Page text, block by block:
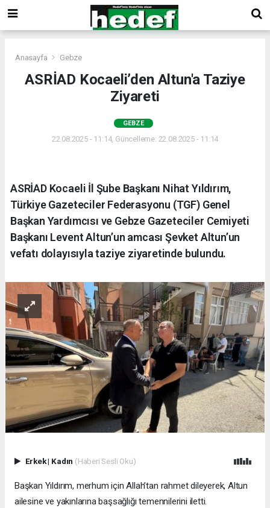
Anasayfa Gebze
ASRİAD Kocaeli’den Altun'a Taziye
Ziyareti
GEBZE
22.08.2025 - 11:14, Güncelleme: 22.08.2025 - 11:14
ASRİAD Kocaeli İl Şube Başkanı Nihat Yıldırım,
Türkiye Gazeteciler Federasyonu (TGF) Genel
Başkan Yardımcısı ve Gebze Gazeteciler Cemiyeti
Başkanı Levent Altun’un amcası Şevket Altun’un
vefatı dolayısıyla taziye ziyaretinde bulundu.
Erkek| Kadın (Haberi Sesli Oku)
Başkan Yıldırım, merhum için Allah’tan rahmet dileyerek, Altun
ailesine ve yakınlarına başsağlığı temennilerini iletti.